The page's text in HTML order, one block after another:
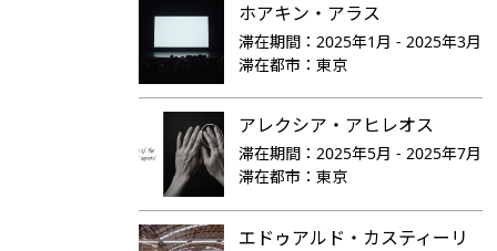
ホアキン・アラス
滞在期間：2025年1月 - 2025年3月
滞在都市：東京
アレクシア・アヒレオス
滞在期間：2025年5月 - 2025年7月
滞在都市：東京
エドゥアルド・カスティーリ